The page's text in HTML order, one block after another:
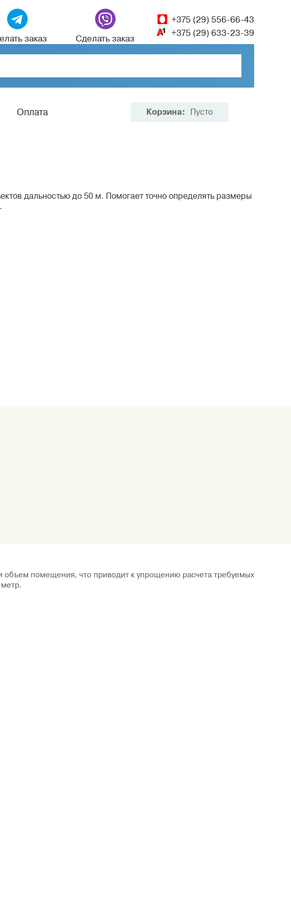
заказ Сделать заказ
+375 (29) 556-66-43
+375 (29) 633-23-39
Оплата Корзина: Пусто
дальностью до 50 м. Помогает точно определять размеры
объем помещения, что приводит к упрощению расчета требуемых